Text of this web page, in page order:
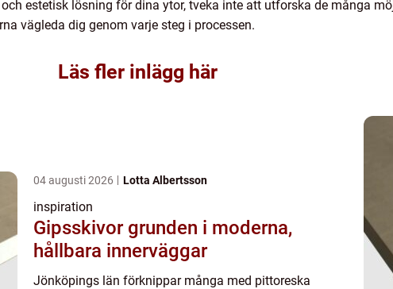
estetisk lösning för dina ytor, tveka inte att utforska de många
vägleda dig genom varje steg i processen.
Läs fler inlägg här
04 augusti 2026 Lotta Albertsson
inspiration
Gipsskivor grunden i moderna,
hållbara innerväggar
Jönköpings län förknippar många med pittoreska